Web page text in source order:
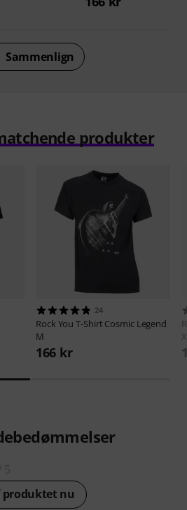
Sammenlign
produkter
24
Rock YouT-Shirt Cosmic Legend
M
166 kr
produktet nu